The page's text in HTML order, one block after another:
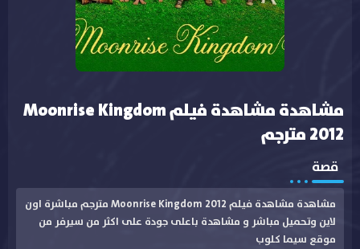
مشاهدة مشاهدة فيلم Moonrise Kingdom
2012 مترجم
قصة
مشاهدة مشاهدة فيلم Moonrise Kingdom 2012 مترجم مباشرة اون
لاين وتحميل مباشر و مشاهدة باعلى جودة على اكثر من سيرفر من
موقع سيما كلوب